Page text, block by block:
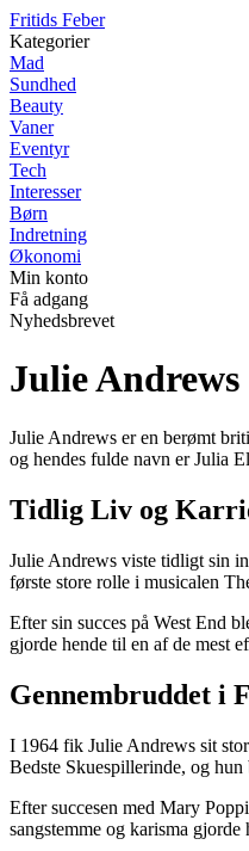
Fritids Feber
Kategorier
Mad
Sundhed
Beauty
Vaner
Eventyr
Tech
Interesser
Børn
Indretning
Økonomi
Min konto
Få adgang
Nyhedsbrevet
Julie
Julie Andrews er en berømt
og hendes fulde navn er Julia
Tidlig Liv og
Julie Andrews viste tidligt sin
første store rolle i musicalen
Efter sin succes på West End
gjorde hende til en af de mest
Gennembruddet i
I 1964 fik Julie Andrews sit
Bedste Skuespillerinde, og
Efter succesen med Mary
sangstemme og karisma